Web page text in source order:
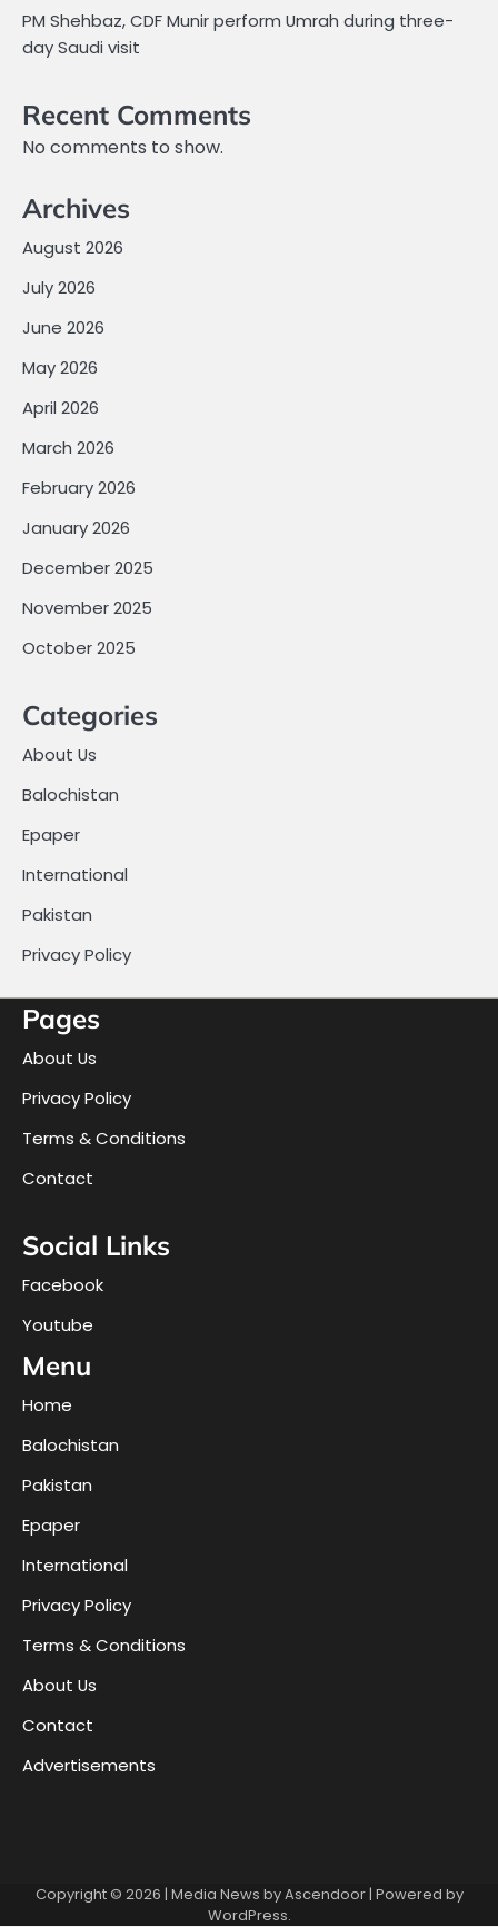
PM Shehbaz, CDF Munir perform Umrah during three-
day Saudi visit
Recent Comments
No comments to show.
Archives
August 2026
July 2026
June 2026
May 2026
April 2026
March 2026
February 2026
January 2026
December 2025
November 2025
October 2025
Categories
About Us
Balochistan
Epaper
International
Pakistan
Privacy Policy
Pages
About Us
Privacy Policy
Terms & Conditions
Contact
Social Links
Facebook
Youtube
Menu
Home
Balochistan
Pakistan
Epaper
International
Privacy Policy
Terms & Conditions
About Us
Contact
Advertisements
Copyright © 2026 | Media News byAscendoor| Powered by
WordPress.